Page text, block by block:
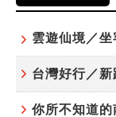
雲遊仙境／
你所不知道